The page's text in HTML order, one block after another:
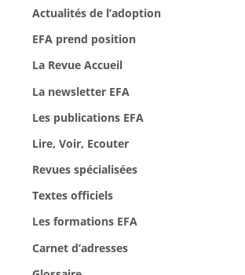
Actualités de l’adoption
EFA prend position
La Revue Accueil
La newsletter EFA
Les publications EFA
Lire, Voir, Ecouter
Revues spécialisées
Textes officiels
Les formations EFA
Carnet d’adresses